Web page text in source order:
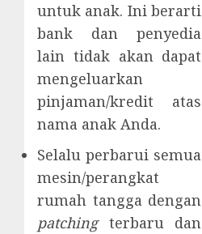
untuk anak. Ini berarti
bank dan penyedia
lain tidak akan dapat
mengeluarkan
pinjaman/kredit atas
nama anak Anda.
Selalu perbarui semua
mesin/perangkat
rumah tangga dengan
patchingterbaru dan